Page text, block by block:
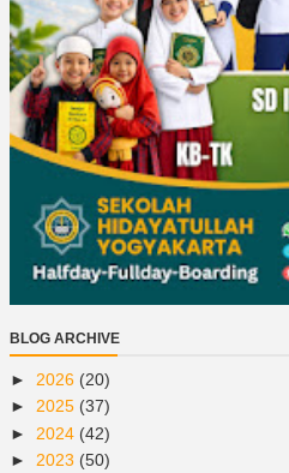
BLOG ARCHIVE
► 2026 (20)
► 2025 (37)
► 2024 (42)
► 2023 (50)